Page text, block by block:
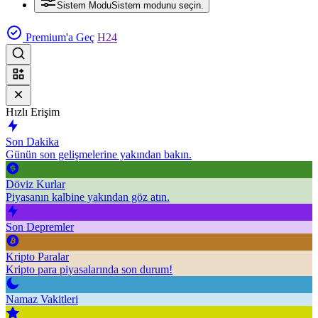
Sistem ModuSistem modunu seçin.
Premium'a Geç H24
Hızlı Erişim
Son Dakika
Günün son gelişmelerine yakından bakın.
Döviz Kurlar
Piyasanın kalbine yakından göz atın.
Son Depremler
Kripto Paralar
Kripto para piyasalarında son durum!
Namaz Vakitleri